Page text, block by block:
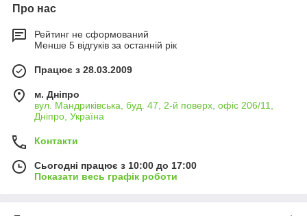
Про нас
Рейтинг не сформований
Менше 5 відгуків за останній рік
Працює з 28.03.2009
м. Дніпро
вул. Мандриківська, буд. 47, 2-й поверх, офіс 206/11,
Дніпро, Україна
Контакти
Сьогодні працює з 10:00 до 17:00
Показати весь графік роботи